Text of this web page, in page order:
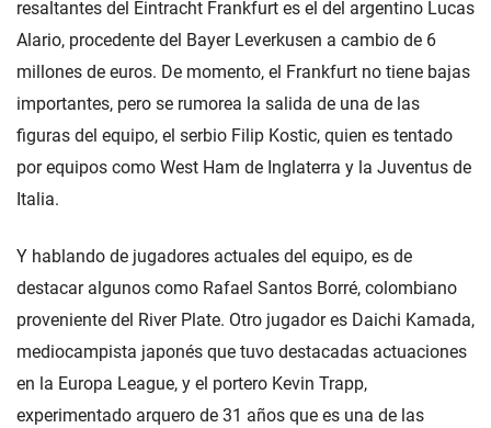
resaltantes del Eintracht Frankfurt es el del argentino Lucas
Alario, procedente del Bayer Leverkusen a cambio de 6
millones de euros. De momento, el Frankfurt no tiene bajas
importantes, pero se rumorea la salida de una de las
figuras del equipo, el serbio Filip Kostic, quien es tentado
por equipos como West Ham de Inglaterra y la Juventus de
Italia.
Y hablando de jugadores actuales del equipo, es de
destacar algunos como Rafael Santos Borré, colombiano
proveniente del River Plate. Otro jugador es Daichi Kamada,
mediocampista japonés que tuvo destacadas actuaciones
en la Europa League, y el portero Kevin Trapp,
experimentado arquero de 31 años que es una de las